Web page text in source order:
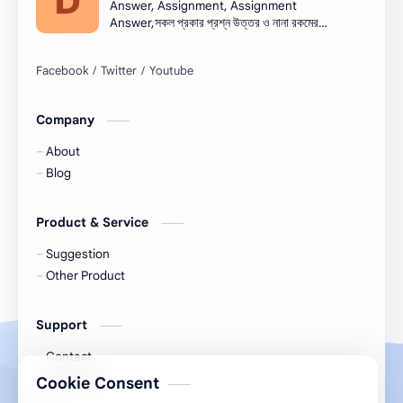
সারাংশ ও সারমর্ম
Answer, Assignment, Assignment
Answer,সকল প্রকার প্রশ্ন উত্তর ও নানা রকমের
খবর (Job Circular) -
Company
About
Blog
Product & Service
Suggestion
Other Product
Support
Contact
My Tickets
Cookie Consent